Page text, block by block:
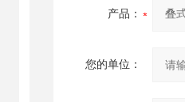
产品：
您的单位：